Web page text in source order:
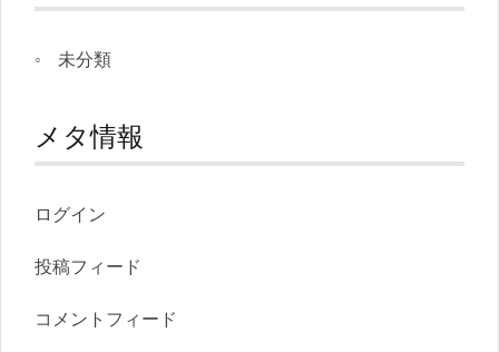
未分類
メタ情報
ログイン
投稿フィード
コメントフィード